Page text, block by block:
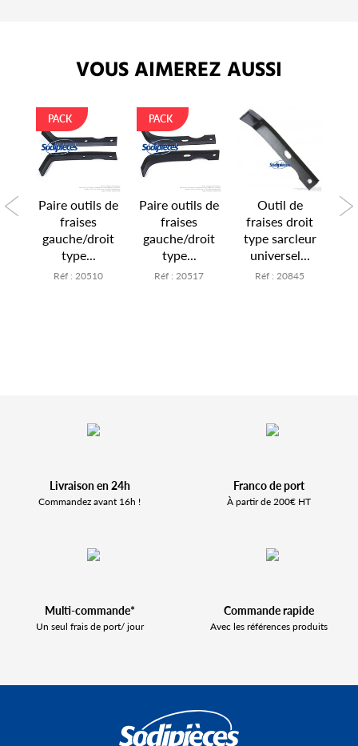
VOUS AIMEREZ AUSSI
Paire outils de
fraises
gauche/droit
type...
Réf : 20510
PACK
Paire outils de
fraises
gauche/droit
type...
Réf : 20517
PACK
Outil de
fraises droit
type sarcleur
universel...
Réf : 20845
Livraison en 24h
Commandez avant 16h !
Franco de port
À partir de 200€ HT
Multi-commande*
Un seul frais de port/ jour
Commande rapide
Avec les références produits